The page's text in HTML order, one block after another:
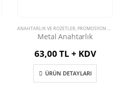
ANAHTARLIK VE ROZETLER, PROMOSYON ÜRÜNLERİ
Metal Anahtarlık
63,00 TL + KDV
ÜRÜN DETAYLARI